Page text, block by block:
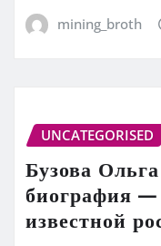
mining_broth
UNCATEGORISED
Бузова
биография —
известной